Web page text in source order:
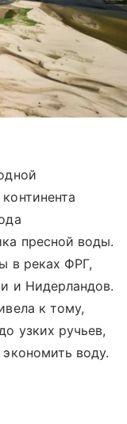
пресной воды.
в реках ФРГ,
и Нидерландов.
к тому,
узких ручьев,
воду.